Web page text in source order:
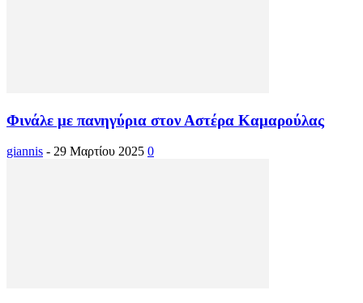
Φινάλε με πανηγύρια στον Αστέρα Καμαρούλας
giannis - 29 Μαρτίου 2025 0